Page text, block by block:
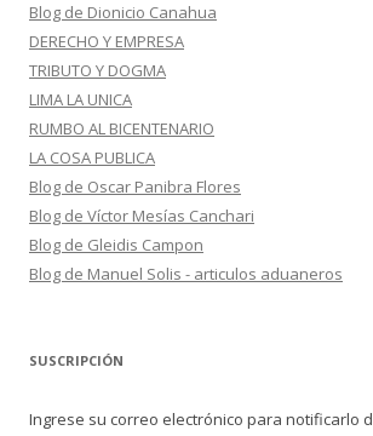
Blog de Dionicio Canahua
DERECHO Y EMPRESA
TRIBUTO Y DOGMA
LIMA LA UNICA
RUMBO AL BICENTENARIO
LA COSA PUBLICA
Blog de Oscar Panibra Flores
Blog de Víctor Mesías Canchari
Blog de Gleidis Campon
Blog de Manuel Solis - articulos aduaneros
SUSCRIPCIÓN
Ingrese su correo electrónico para notificarlo